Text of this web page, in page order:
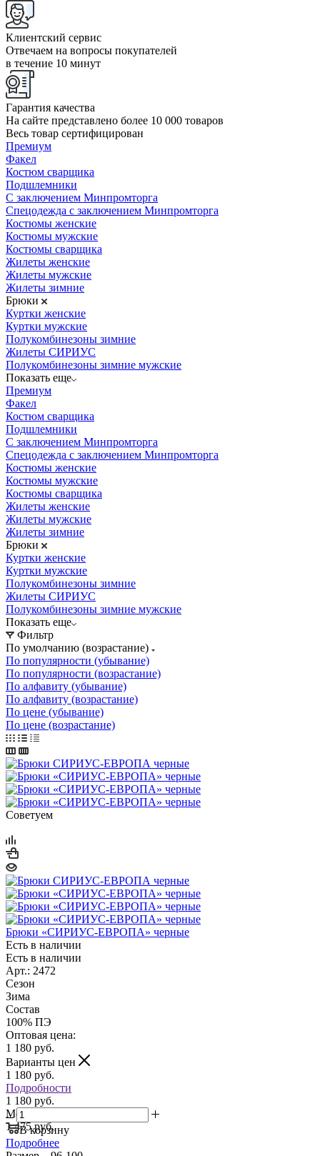
Клиентский сервис
Отвечаем на вопросы покупателей
в течение 10 минут
Гарантия качества
На сайте представлено более 10 000 товаров
Весь товар сертифицирован
Премиум
Факел
Костюм сварщика
Подшлемники
С заключением Минпромторга
Спецодежда с заключением Минпромторга
Костюмы женские
Костюмы мужские
Костюмы сварщика
Жилеты женские
Жилеты мужские
Жилеты зимние
Брюки
Куртки женские
Куртки мужские
Полукомбинезоны зимние
Жилеты СИРИУС
Полукомбинезоны зимние мужские
Показать еще
Премиум
Факел
Костюм сварщика
Подшлемники
С заключением Минпромторга
Спецодежда с заключением Минпромторга
Костюмы женские
Костюмы мужские
Костюмы сварщика
Жилеты женские
Жилеты мужские
Жилеты зимние
Брюки
Куртки женские
Куртки мужские
Полукомбинезоны зимние
Жилеты СИРИУС
Полукомбинезоны зимние мужские
Показать еще
Фильтр
По умолчанию (возрастание)
По популярности (убывание)
По популярности (возрастание)
По алфавиту (убывание)
По алфавиту (возрастание)
По цене (убывание)
По цене (возрастание)
Советуем
Брюки «СИРИУС-ЕВРОПА» черные
Есть в наличии
Есть в наличии
Арт.: 2472
Сезон
Зима
Состав
100% ПЭ
Оптовая цена:
1 180 руб.
Варианты цен
1 180 руб.
Подробности
1 180 руб.
Мелкий опт:
1 475 руб.
В корзину
Подробнее